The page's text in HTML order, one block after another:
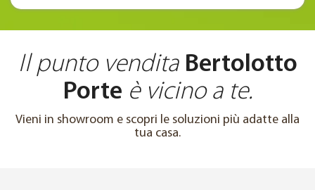
Il punto vendita Bertolotto
Porte è vicino a te.
Vieni in showroom e scopri le soluzioni più adatte alla
tua casa.